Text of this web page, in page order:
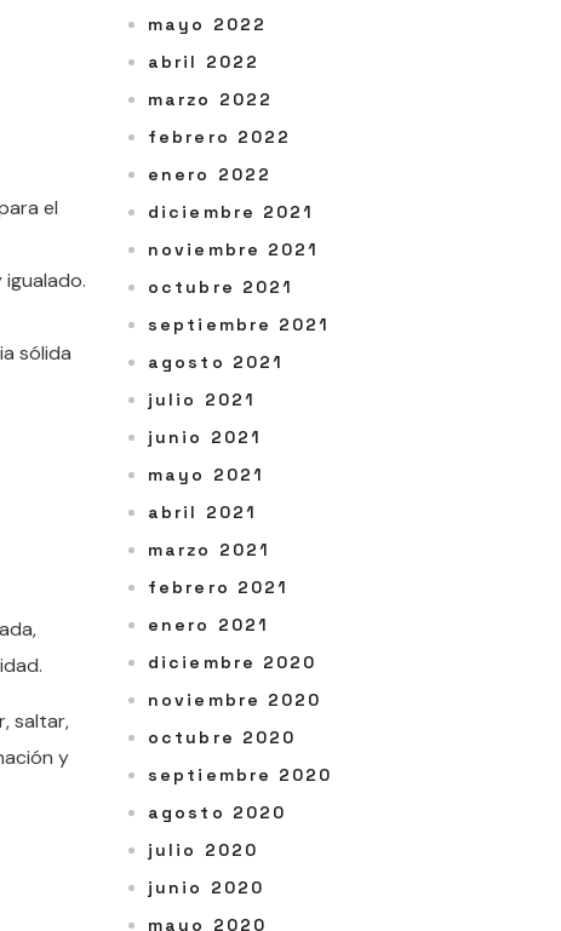
el
sólida
saltar,
y
mayo 2022
abril 2022
marzo 2022
febrero 2022
enero 2022
diciembre 2021
noviembre 2021
octubre 2021
septiembre 2021
agosto 2021
julio 2021
junio 2021
mayo 2021
abril 2021
marzo 2021
febrero 2021
enero 2021
diciembre 2020
noviembre 2020
octubre 2020
septiembre 2020
agosto 2020
julio 2020
junio 2020
mayo 2020